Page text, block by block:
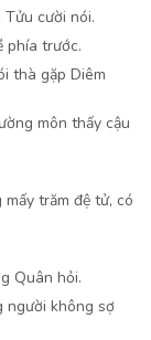
Tửu cười nói.
phía trước.
thà gặp Diêm
môn thấy cậu
trăm đệ tử, có
Quân hỏi.
người không sợ